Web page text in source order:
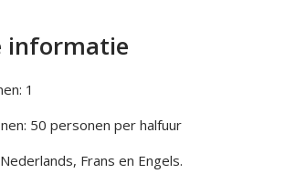
informatie
1
50 personen per halfuur
Frans en Engels.